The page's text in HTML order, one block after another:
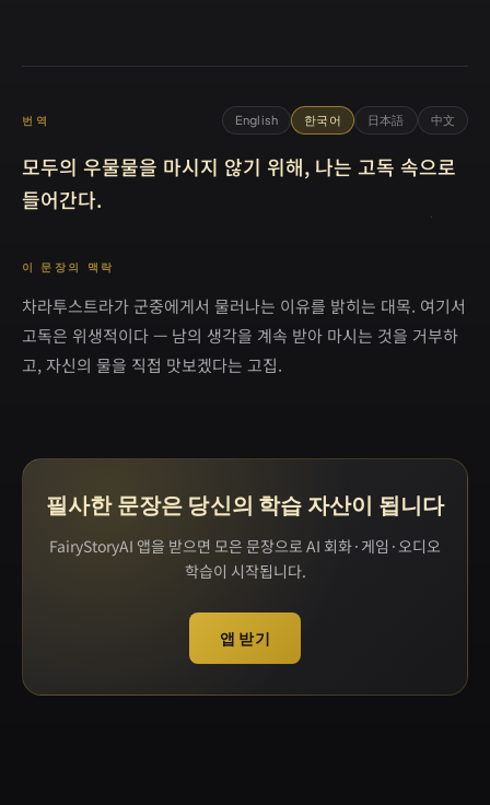
번역 English 한국어 日本語 中文
모두의 우물물을 마시지 않기 위해, 나는 고독 속으로
들어간다.
이 문장의 맥락
차라투스트라가 군중에게서 물러나는 이유를 밝히는 대목. 여기서
고독은 위생적이다 — 남의 생각을 계속 받아 마시는 것을 거부하
고, 자신의 물을 직접 맛보겠다는 고집.
필사한 문장은 당신의 학습 자산이 됩니다
FairyStoryAI 앱을 받으면 모은 문장으로 AI 회화·게임·오디오
학습이 시작됩니다.
앱 받기